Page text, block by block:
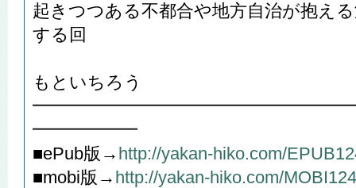
起きつつある不都合や地方自治が抱え
する回
もといちろう
━━━━━━
■ePub版→ http://yakan-hiko.com/
■mobi版→ http://yakan-hiko.com/